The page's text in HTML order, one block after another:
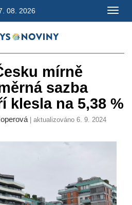
08. 2026
mírně
sazba
klesla na 5,38 %
| aktualizováno 6. 9. 2024